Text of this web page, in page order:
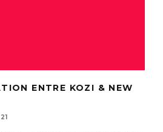
ENTRE KOZI & NEW